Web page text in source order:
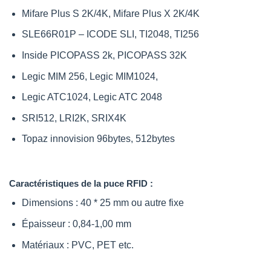
Mifare Plus S 2K/4K, Mifare Plus X 2K/4K
SLE66R01P – ICODE SLI, TI2048, TI256
Inside PICOPASS 2k, PICOPASS 32K
Legic MIM 256, Legic MIM1024,
Legic ATC1024, Legic ATC 2048
SRI512, LRI2K, SRIX4K
Topaz innovision 96bytes, 512bytes
Caractéristiques de la puce RFID :
Dimensions : 40 * 25 mm ou autre fixe
Épaisseur : 0,84-1,00 mm
Matériaux : PVC, PET etc.